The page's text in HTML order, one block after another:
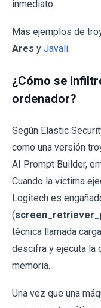
inmediato.
Más ejemplos de
Ares y Javali.
¿Cómo se
ordenador?
Según Elastic
como una versión
AI Prompt Builder,
Cuando la víctima
Logitech es
(
técnica llamada
descifra y ejecuta la
memoria.
Una vez que una